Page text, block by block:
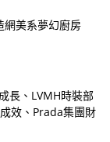
網美系夢幻廚房
長、LVMH時裝部
效、Prada集團財